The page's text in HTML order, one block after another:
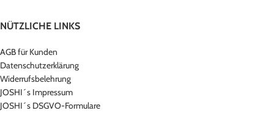
NÜTZLICHE LINKS
AGB für Kunden
Datenschutzerklärung
Widerrufsbelehrung
JOSHI´s Impressum
JOSHI´s DSGVO-Formulare